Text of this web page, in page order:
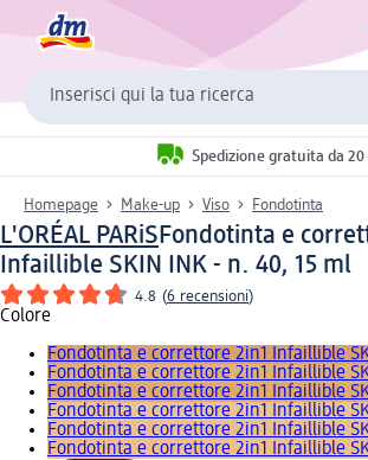
Inserisci qui la tua ricerca
Spedizione gratuita da 20
Homepage Make-up Viso Fondotinta
L'ORÉAL PARiSFondotinta e
Infaillible SKIN INK - n. 40, 15 ml
4.8 (6 recensioni)
Colore
Fondotinta e correttore 2in1 Infaillible
Fondotinta e correttore 2in1 Infaillible
Fondotinta e correttore 2in1 Infaillible
Fondotinta e correttore 2in1 Infaillible
Fondotinta e correttore 2in1 Infaillible
Fondotinta e correttore 2in1 Infaillible